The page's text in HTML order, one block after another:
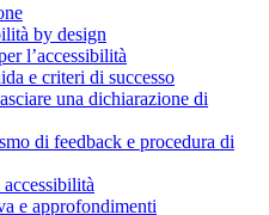
by design
l’accessibilità
e criteri di successo
una dichiarazione di
di feedback e procedura di
e approfondimenti